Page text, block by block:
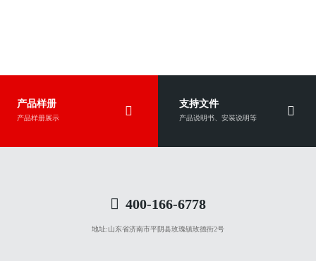
产品样册
产品样册展示
支持文件
产品说明书、安装说明等
400-166-6778
地址:山东省济南市平阴县玫瑰镇玫德街2号